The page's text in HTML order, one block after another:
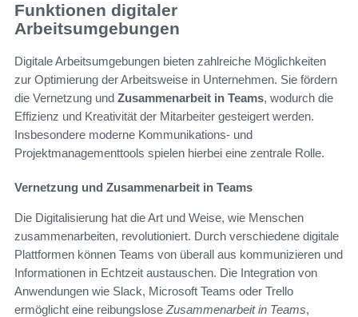
Funktionen digitaler
Arbeitsumgebungen
Digitale Arbeitsumgebungen bieten zahlreiche Möglichkeiten
zur Optimierung der Arbeitsweise in Unternehmen. Sie fördern
die Vernetzung und Zusammenarbeit in Teams, wodurch die
Effizienz und Kreativität der Mitarbeiter gesteigert werden.
Insbesondere moderne Kommunikations- und
Projektmanagementtools spielen hierbei eine zentrale Rolle.
Vernetzung und Zusammenarbeit in Teams
Die Digitalisierung hat die Art und Weise, wie Menschen
zusammenarbeiten, revolutioniert. Durch verschiedene digitale
Plattformen können Teams von überall aus kommunizieren und
Informationen in Echtzeit austauschen. Die Integration von
Anwendungen wie Slack, Microsoft Teams oder Trello
ermöglicht eine reibungslose Zusammenarbeit in Teams,